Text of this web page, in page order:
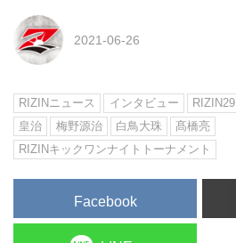
2021-06-26
RIZINニュース インタビュー RIZIN29
皇治
梅野源治 白鳥大珠
髙橋亮
RIZINキックワンナイトトーナメント
Facebook